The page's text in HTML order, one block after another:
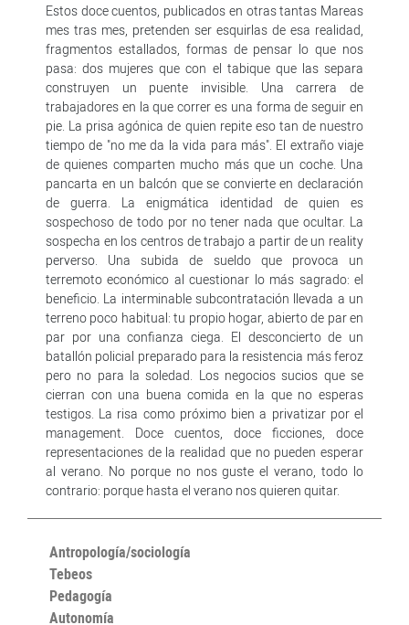
Estos doce cuentos, publicados en otras tantas Mareas
mes tras mes, pretenden ser esquirlas de esa realidad,
fragmentos estallados, formas de pensar lo que nos
pasa: dos mujeres que con el tabique que las separa
construyen un puente invisible. Una carrera de
trabajadores en la que correr es una forma de seguir en
pie. La prisa agónica de quien repite eso tan de nuestro
tiempo de "no me da la vida para más". El extraño viaje
de quienes comparten mucho más que un coche. Una
pancarta en un balcón que se convierte en declaración
de guerra. La enigmática identidad de quien es
sospechoso de todo por no tener nada que ocultar. La
sospecha en los centros de trabajo a partir de un reality
perverso. Una subida de sueldo que provoca un
terremoto económico al cuestionar lo más sagrado: el
beneficio. La interminable subcontratación llevada a un
terreno poco habitual: tu propio hogar, abierto de par en
par por una confianza ciega. El desconcierto de un
batallón policial preparado para la resistencia más feroz
pero no para la soledad. Los negocios sucios que se
cierran con una buena comida en la que no esperas
testigos. La risa como próximo bien a privatizar por el
management. Doce cuentos, doce ficciones, doce
representaciones de la realidad que no pueden esperar
al verano. No porque no nos guste el verano, todo lo
contrario: porque hasta el verano nos quieren quitar.
Antropología/sociología
Tebeos
Pedagogía
Autonomía